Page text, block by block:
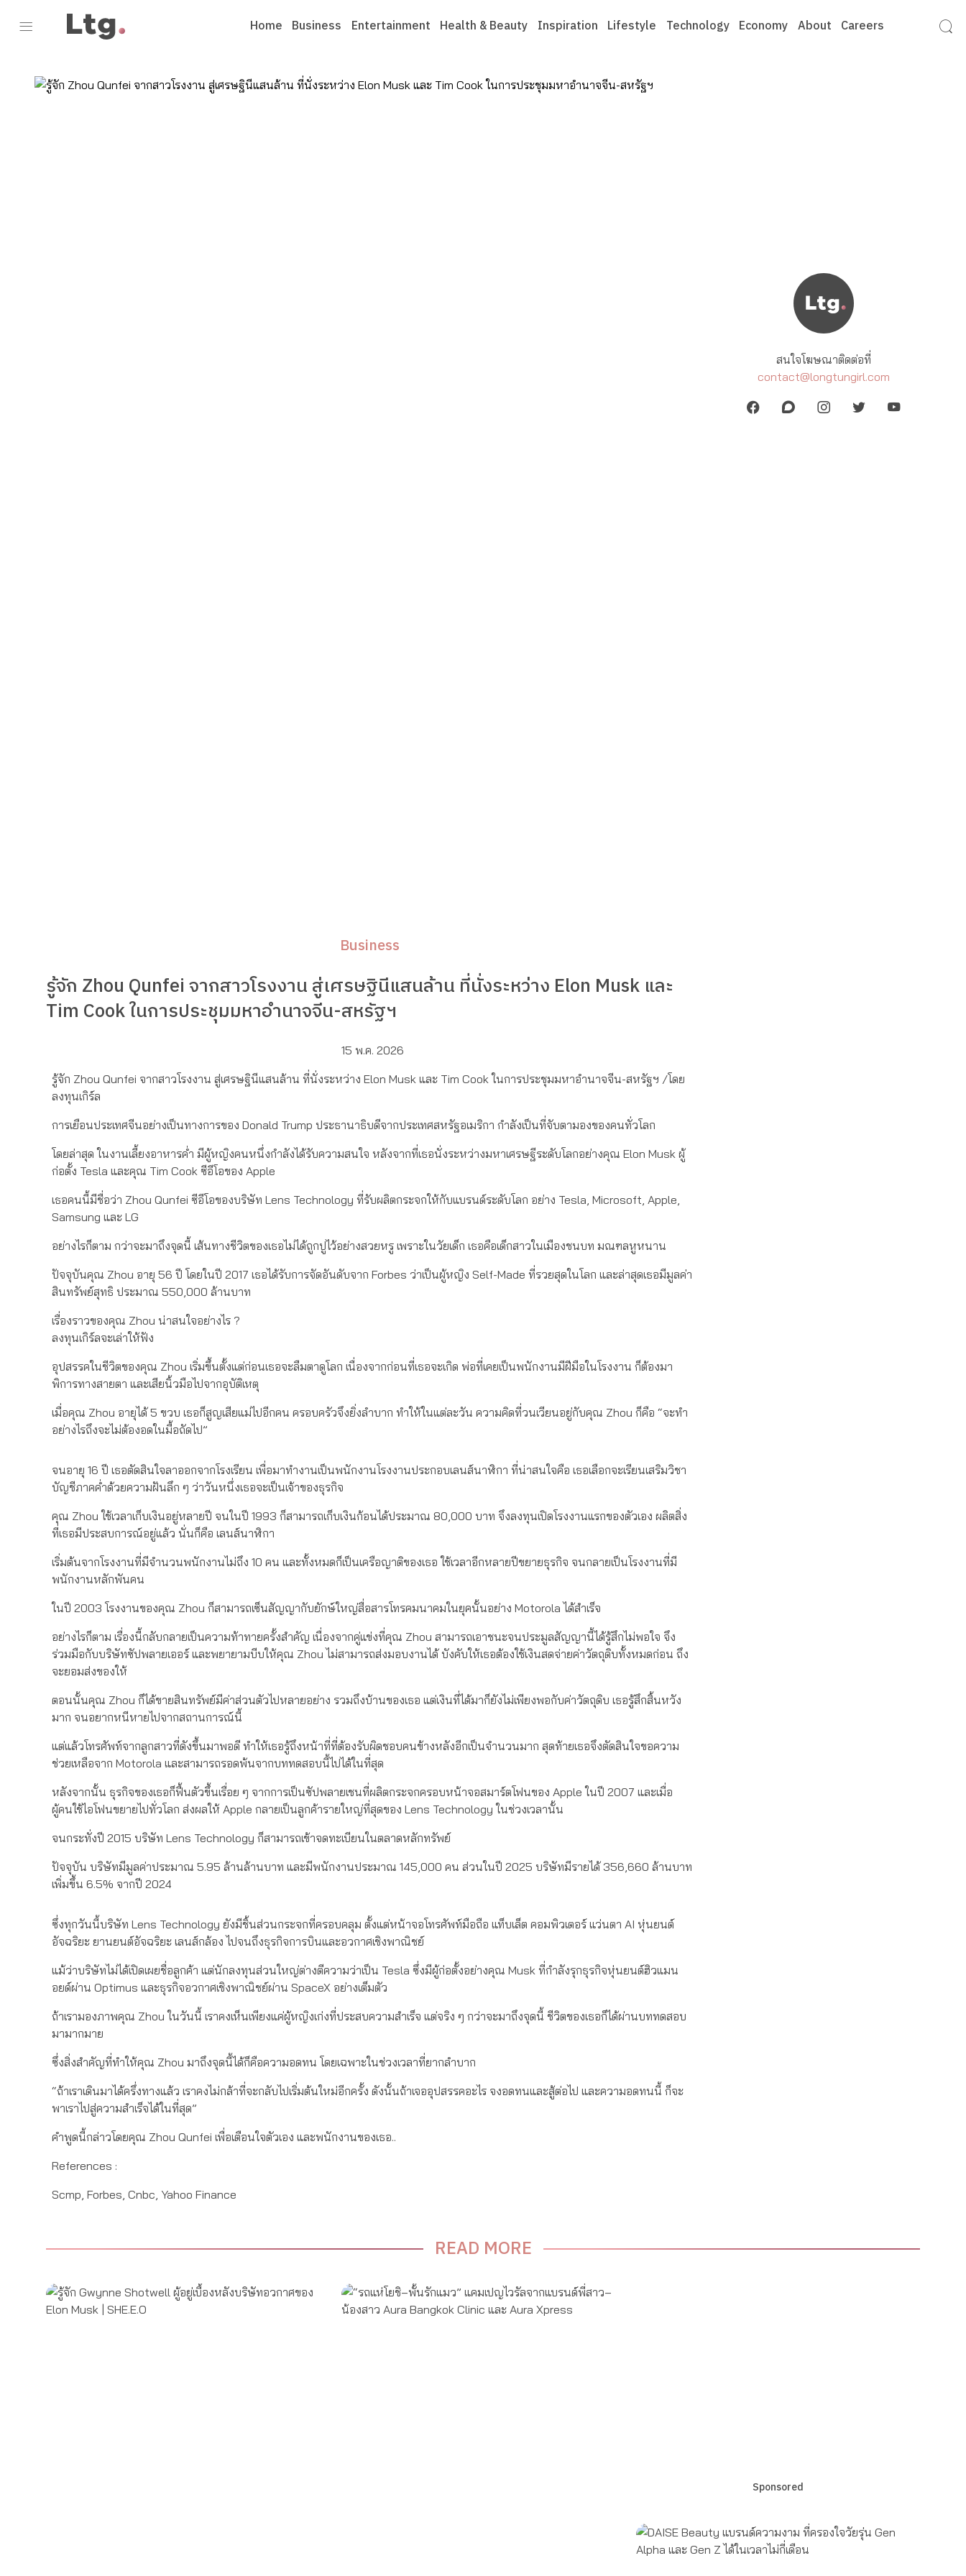
Home Business Entertainment Health & Beauty Inspiration Lifestyle Technology Economy About Careers
Business
รู้จัก Zhou Qunfei จากสาวโรงงาน สู่เศรษฐินีแสนล้าน ที่นั่งระหว่าง Elon Musk และ
Tim Cook ในการประชุมมหาอำนาจจีน-สหรัฐฯ
15 พ.ค. 2026
รู้จัก Zhou Qunfei จากสาวโรงงาน สู่เศรษฐินีแสนล้าน ที่นั่งระหว่าง Elon Musk และ Tim Cook ในการประชุมมหาอำนาจจีน-สหรัฐฯ /โดย
ลงทุนเกิร์ล
การเยือนประเทศจีนอย่างเป็นทางการของ Donald Trump ประธานาธิบดีจากประเทศสหรัฐอเมริกา กำลังเป็นที่จับตามองของคนทั่วโลก
โดยล่าสุด ในงานเลี้ยงอาหารค่ำ มีผู้หญิงคนหนึ่งกำลังได้รับความสนใจ หลังจากที่เธอนั่งระหว่างมหาเศรษฐีระดับโลกอย่างคุณ Elon Musk ผู้
ก่อตั้ง Tesla และคุณ Tim Cook ซีอีโอของ Apple
เธอคนนี้มีชื่อว่า Zhou Qunfei ซีอีโอของบริษัท Lens Technology ที่รับผลิตกระจกให้กับแบรนด์ระดับโลก อย่าง Tesla, Microsoft, Apple,
Samsung และ LG
อย่างไรก็ตาม กว่าจะมาถึงจุดนี้ เส้นทางชีวิตของเธอไม่ได้ถูกปูไว้อย่างสวยหรู เพราะในวัยเด็ก เธอคือเด็กสาวในเมืองชนบท มณฑลหูหนาน
ปัจจุบันคุณ Zhou อายุ 56 ปี โดยในปี 2017 เธอได้รับการจัดอันดับจาก Forbes ว่าเป็นผู้หญิง Self-Made ที่รวยสุดในโลก และล่าสุดเธอมีมูลค่า
สินทรัพย์สุทธิ ประมาณ 550,000 ล้านบาท
เรื่องราวของคุณ Zhou น่าสนใจอย่างไร ?
ลงทุนเกิร์ลจะเล่าให้ฟัง
อุปสรรคในชีวิตของคุณ Zhou เริ่มขึ้นตั้งแต่ก่อนเธอจะลืมตาดูโลก เนื่องจากก่อนที่เธอจะเกิด พ่อที่เคยเป็นพนักงานมีฝีมือในโรงงาน ก็ต้องมา
พิการทางสายตา และเสียนิ้วมือไปจากอุบัติเหตุ
เมื่อคุณ Zhou อายุได้ 5 ขวบ เธอก็สูญเสียแม่ไปอีกคน ครอบครัวจึงยิ่งลำบาก ทำให้ในแต่ละวัน ความคิดที่วนเวียนอยู่กับคุณ Zhou ก็คือ “จะทำ
อย่างไรถึงจะไม่ต้องอดในมื้อถัดไป”
จนอายุ 16 ปี เธอตัดสินใจลาออกจากโรงเรียน เพื่อมาทำงานเป็นพนักงานโรงงานประกอบเลนส์นาฬิกา ที่น่าสนใจคือ เธอเลือกจะเรียนเสริมวิชา
บัญชีภาคค่ำด้วยความฝันลึก ๆ ว่าวันหนึ่งเธอจะเป็นเจ้าของธุรกิจ
คุณ Zhou ใช้เวลาเก็บเงินอยู่หลายปี จนในปี 1993 ก็สามารถเก็บเงินก้อนได้ประมาณ 80,000 บาท จึงลงทุนเปิดโรงงานแรกของตัวเอง ผลิตสิ่ง
ที่เธอมีประสบการณ์อยู่แล้ว นั่นก็คือ เลนส์นาฬิกา
เริ่มต้นจากโรงงานที่มีจำนวนพนักงานไม่ถึง 10 คน และทั้งหมดก็เป็นเครือญาติของเธอ ใช้เวลาอีกหลายปีขยายธุรกิจ จนกลายเป็นโรงงานที่มี
พนักงานหลักพันคน
ในปี 2003 โรงงานของคุณ Zhou ก็สามารถเซ็นสัญญากับยักษ์ใหญ่สื่อสารโทรคมนาคมในยุคนั้นอย่าง Motorola ได้สำเร็จ
อย่างไรก็ตาม เรื่องนี้กลับกลายเป็นความท้าทายครั้งสำคัญ เนื่องจากคู่แข่งที่คุณ Zhou สามารถเอาชนะจนประมูลสัญญานี้ได้รู้สึกไม่พอใจ จึง
ร่วมมือกับบริษัทซัปพลายเออร์ และพยายามบีบให้คุณ Zhou ไม่สามารถส่งมอบงานได้ บังคับให้เธอต้องใช้เงินสดจ่ายค่าวัตถุดิบทั้งหมดก่อน ถึง
จะยอมส่งของให้
ตอนนั้นคุณ Zhou ก็ได้ขายสินทรัพย์มีค่าส่วนตัวไปหลายอย่าง รวมถึงบ้านของเธอ แต่เงินที่ได้มาก็ยังไม่เพียงพอกับค่าวัตถุดิบ เธอรู้สึกสิ้นหวัง
มาก จนอยากหนีหายไปจากสถานการณ์นี้
แต่แล้วโทรศัพท์จากลูกสาวที่ดังขึ้นมาพอดี ทำให้เธอรู้ถึงหน้าที่ที่ต้องรับผิดชอบคนข้างหลังอีกเป็นจำนวนมาก สุดท้ายเธอจึงตัดสินใจขอความ
ช่วยเหลือจาก Motorola และสามารถรอดพ้นจากบททดสอบนี้ไปได้ในที่สุด
หลังจากนั้น ธุรกิจของเธอก็ฟื้นตัวขึ้นเรื่อย ๆ จากการเป็นซัปพลายเชนที่ผลิตกระจกครอบหน้าจอสมาร์ตโฟนของ Apple ในปี 2007 และเมื่อ
ผู้คนใช้ไอโฟนขยายไปทั่วโลก ส่งผลให้ Apple กลายเป็นลูกค้ารายใหญ่ที่สุดของ Lens Technology ในช่วงเวลานั้น
จนกระทั่งปี 2015 บริษัท Lens Technology ก็สามารถเข้าจดทะเบียนในตลาดหลักทรัพย์
ปัจจุบัน บริษัทมีมูลค่าประมาณ 5.95 ล้านล้านบาท และมีพนักงานประมาณ 145,000 คน ส่วนในปี 2025 บริษัทมีรายได้ 356,660 ล้านบาท
เพิ่มขึ้น 6.5% จากปี 2024
ซึ่งทุกวันนี้บริษัท Lens Technology ยังมีชิ้นส่วนกระจกที่ครอบคลุม ตั้งแต่หน้าจอโทรศัพท์มือถือ แท็บเล็ต คอมพิวเตอร์ แว่นตา AI หุ่นยนต์
อัจฉริยะ ยานยนต์อัจฉริยะ เลนส์กล้อง ไปจนถึงธุรกิจการบินและอวกาศเชิงพาณิชย์
แม้ว่าบริษัทไม่ได้เปิดเผยชื่อลูกค้า แต่นักลงทุนส่วนใหญ่ต่างตีความว่าเป็น Tesla ซึ่งมีผู้ก่อตั้งอย่างคุณ Musk ที่กำลังรุกธุรกิจหุ่นยนต์ฮิวแมน
อยด์ผ่าน Optimus และธุรกิจอวกาศเชิงพาณิชย์ผ่าน SpaceX อย่างเต็มตัว
ถ้าเรามองภาพคุณ Zhou ในวันนี้ เราคงเห็นเพียงแค่ผู้หญิงเก่งที่ประสบความสำเร็จ แต่จริง ๆ กว่าจะมาถึงจุดนี้ ชีวิตของเธอก็ได้ผ่านบททดสอบ
มามากมาย
ซึ่งสิ่งสำคัญที่ทำให้คุณ Zhou มาถึงจุดนี้ได้ก็คือความอดทน โดยเฉพาะในช่วงเวลาที่ยากลำบาก
“ถ้าเราเดินมาได้ครึ่งทางแล้ว เราคงไม่กล้าที่จะกลับไปเริ่มต้นใหม่อีกครั้ง ดังนั้นถ้าเจออุปสรรคอะไร จงอดทนและสู้ต่อไป และความอดทนนี้ ก็จะ
พาเราไปสู่ความสำเร็จได้ในที่สุด”
คำพูดนี้กล่าวโดยคุณ Zhou Qunfei เพื่อเตือนใจตัวเอง และพนักงานของเธอ..
References :
Scmp, Forbes, Cnbc, Yahoo Finance
สนใจโฆษณาติดต่อที่
contact@longtungirl.com
READ MORE
Sponsored